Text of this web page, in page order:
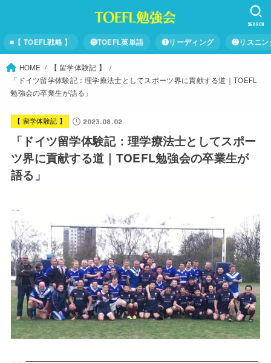
■【 TOEFL戦略 】 ❺TOEFL英単語 ❶リーディング ❷リスニン
SEARCH
HOME
【 留学体験記 】
「ドイツ留学体験記：理学療法士としてスポーツ界に貢献する道｜TOEFL
勉強会の卒業生が語る」
【 留学体験記 】 2023.08.02
「ドイツ留学体験記：理学療法士としてスポー
ツ界に貢献する道｜TOEFL勉強会の卒業生が
語る」